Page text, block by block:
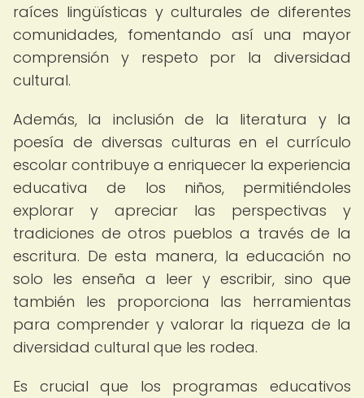
raíces lingüísticas y culturales de diferentes
comunidades, fomentando así una mayor
comprensión y respeto por la diversidad
cultural.
Además, la inclusión de la literatura y la
poesía de diversas culturas en el currículo
escolar contribuye a enriquecer la experiencia
educativa de los niños, permitiéndoles
explorar y apreciar las perspectivas y
tradiciones de otros pueblos a través de la
escritura. De esta manera, la educación no
solo les enseña a leer y escribir, sino que
también les proporciona las herramientas
para comprender y valorar la riqueza de la
diversidad cultural que les rodea.
Es crucial que los programas educativos